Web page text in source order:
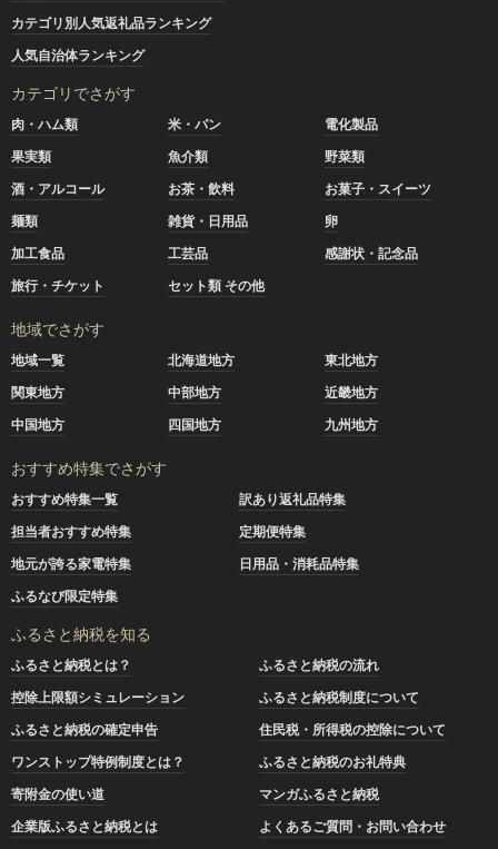
カテゴリ別人気返礼品ランキング
人気自治体ランキング
カテゴリでさがす
肉・ハム類 米・パン
電化製品
果実類
魚介類
野菜類
酒・アルコール
お茶・飲料
お菓子・スイーツ
麺類
雑貨・日用品
卵
加工食品
工芸品
感謝状・記念品
旅行・チケット
セット類 その他
地域でさがす
地域一覧 北海道地方
東北地方
関東地方
中部地方
近畿地方
中国地方
四国地方 九州地方
おすすめ特集でさがす
おすすめ特集一覧
訳あり返礼品特集
担当者おすすめ特集
定期便特集
地元が誇る家電特集
日用品・消耗品特集
ふるなび限定特集
ふるさと納税を知る
ふるさと納税とは？
ふるさと納税の流れ
控除上限額シミュレーション
ふるさと納税制度について
ふるさと納税の確定申告
住民税・所得税の控除について
ワンストップ特例制度とは？
ふるさと納税のお礼特典
寄附金の使い道
マンガふるさと納税
企業版ふるさと納税とは
よくあるご質問・お問い合わせ